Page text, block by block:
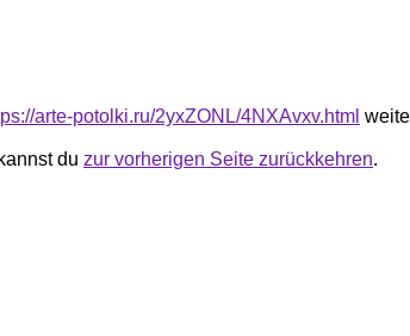
arte-potolki.ru/2yxZONL/4NXAvxv.html
du zur vorherigen Seite zurückkehren.